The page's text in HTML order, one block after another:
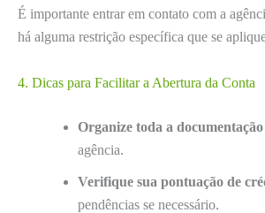
É importante entrar em contato com a
há alguma restrição específica que se
4. Dicas para Facilitar a Abertura da Conta
Organize toda a documentação
agência.
Verifique sua pontuação de
pendências se necessário.